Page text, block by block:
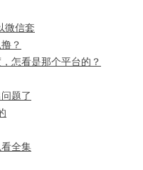
微信套
？
怎看是那个平台的？
题了
全集